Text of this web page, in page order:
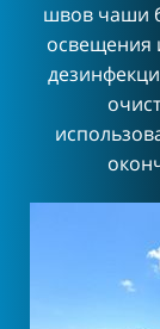
швов чаши
освещения